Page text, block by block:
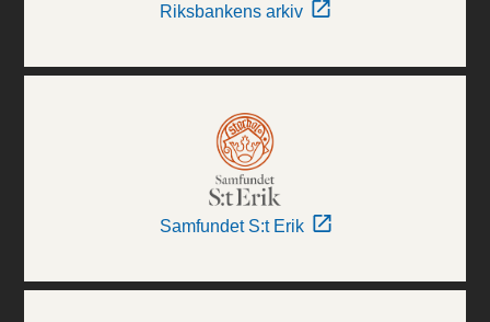
Riksbankens arkiv
Samfundet S:t Erik